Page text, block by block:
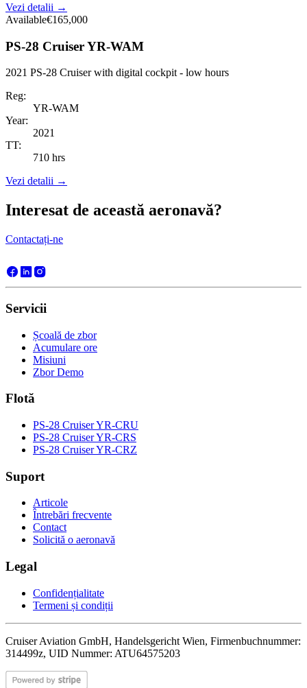
Vezi detalii →
Available€165,000
PS-28 Cruiser YR-WAM
2021 PS-28 Cruiser with digital cockpit - low hours
Reg:
YR-WAM
Year:
2021
TT:
710 hrs
Vezi detalii →
Interesat de această aeronavă?
Contactați-ne
Servicii
Școală de zbor
Acumulare ore
Misiuni
Zbor Demo
Flotă
PS-28 Cruiser YR-CRU
PS-28 Cruiser YR-CRS
PS-28 Cruiser YR-CRZ
Suport
Articole
Întrebări frecvente
Contact
Solicită o aeronavă
Legal
Confidențialitate
Termeni și condiții
Cruiser Aviation GmbH, Handelsgericht Wien, Firmenbuchnummer:
314499z, UID Nummer: ATU64575203